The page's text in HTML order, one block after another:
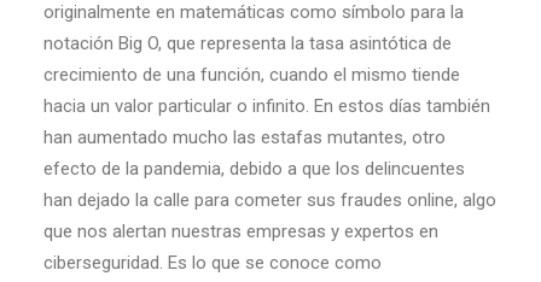
originalmente en matemáticas como símbolo para la
notación Big O, que representa la tasa asintótica de
crecimiento de una función, cuando el mismo tiende
hacia un valor particular o infinito. En estos días también
han aumentado mucho las estafas mutantes, otro
efecto de la pandemia, debido a que los delincuentes
han dejado la calle para cometer sus fraudes online, algo
que nos alertan nuestras empresas y expertos en
ciberseguridad. Es lo que se conoce como